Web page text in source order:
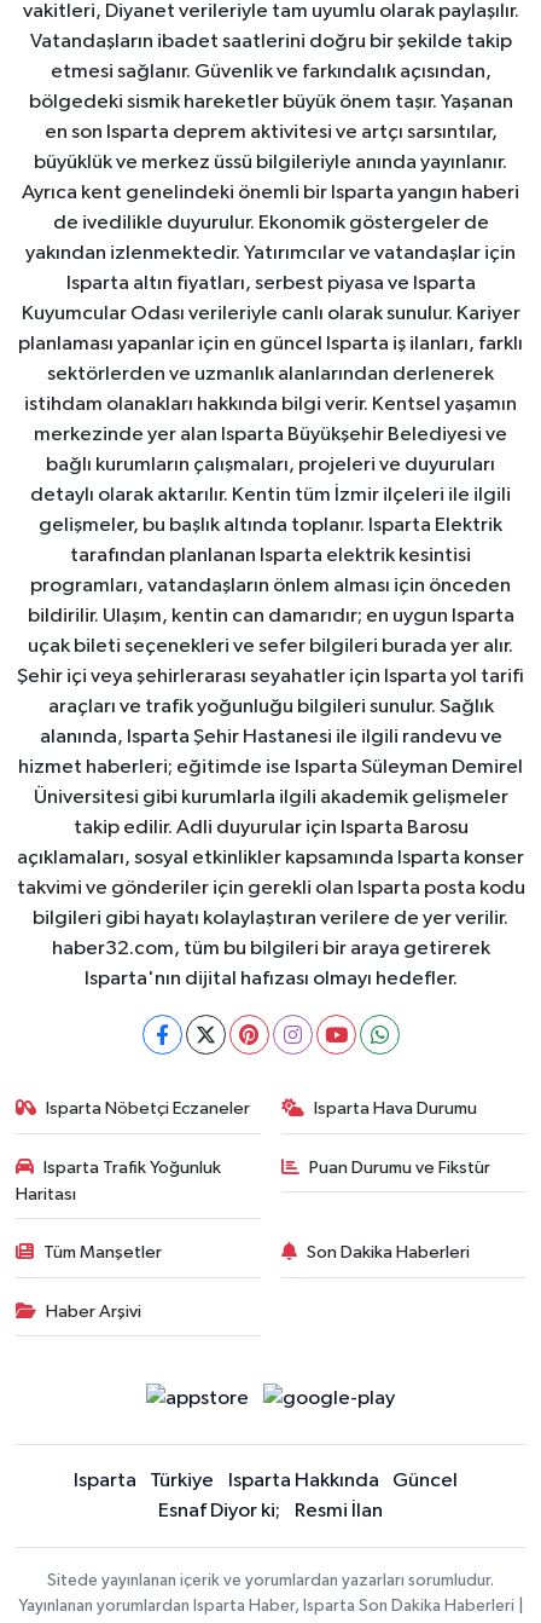
vakitleri, Diyanet verileriyle tam uyumlu olarak paylaşılır.
Vatandaşların ibadet saatlerini doğru bir şekilde takip
etmesi sağlanır. Güvenlik ve farkındalık açısından,
bölgedeki sismik hareketler büyük önem taşır. Yaşanan
en son Isparta deprem aktivitesi ve artçı sarsıntılar,
büyüklük ve merkez üssü bilgileriyle anında yayınlanır.
Ayrıca kent genelindeki önemli bir Isparta yangın haberi
de ivedilikle duyurulur. Ekonomik göstergeler de
yakından izlenmektedir. Yatırımcılar ve vatandaşlar için
Isparta altın fiyatları, serbest piyasa ve Isparta
Kuyumcular Odası verileriyle canlı olarak sunulur. Kariyer
planlaması yapanlar için en güncel Isparta iş ilanları, farklı
sektörlerden ve uzmanlık alanlarından derlenerek
istihdam olanakları hakkında bilgi verir. Kentsel yaşamın
merkezinde yer alan Isparta Büyükşehir Belediyesi ve
bağlı kurumların çalışmaları, projeleri ve duyuruları
detaylı olarak aktarılır. Kentin tüm İzmir ilçeleri ile ilgili
gelişmeler, bu başlık altında toplanır. Isparta Elektrik
tarafından planlanan Isparta elektrik kesintisi
programları, vatandaşların önlem alması için önceden
bildirilir. Ulaşım, kentin can damarıdır; en uygun Isparta
uçak bileti seçenekleri ve sefer bilgileri burada yer alır.
Şehir içi veya şehirlerarası seyahatler için Isparta yol tarifi
araçları ve trafik yoğunluğu bilgileri sunulur. Sağlık
alanında, Isparta Şehir Hastanesi ile ilgili randevu ve
hizmet haberleri; eğitimde ise Isparta Süleyman Demirel
Üniversitesi gibi kurumlarla ilgili akademik gelişmeler
takip edilir. Adli duyurular için Isparta Barosu
açıklamaları, sosyal etkinlikler kapsamında Isparta konser
takvimi ve gönderiler için gerekli olan Isparta posta kodu
bilgileri gibi hayatı kolaylaştıran verilere de yer verilir.
haber32.com, tüm bu bilgileri bir araya getirerek
Isparta'nın dijital hafızası olmayı hedefler.
Isparta Nöbetçi Eczaneler Isparta Hava Durumu
Isparta Trafik Yoğunluk
Haritası
Puan Durumu ve Fikstür
Tüm Manşetler Son Dakika Haberleri
Haber Arşivi
Isparta Türkiye Isparta Hakkında
Güncel
Esnaf Diyor ki;
Resmi İlan
Sitede yayınlanan içerik ve yorumlardan yazarları sorumludur.
Yayınlanan yorumlardan Isparta Haber, Isparta Son Dakika Haberleri |